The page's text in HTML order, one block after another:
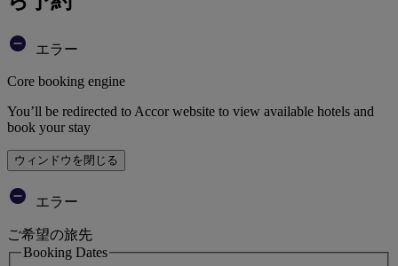
エラー
Core booking engine
You’ll be redirected to Accor website to view available hotels and
book your stay
ウィンドウを閉じる
エラー
ご希望の旅先
Booking Dates